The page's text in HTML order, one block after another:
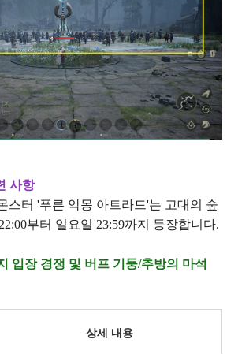
사항
스터 '푸른 악몽 아트라드'는 고대의 숲
부터 일요일 23:59까지 등장합니다.
입장 경쟁 및 버프 기둥/추방의 마석
상세 내용